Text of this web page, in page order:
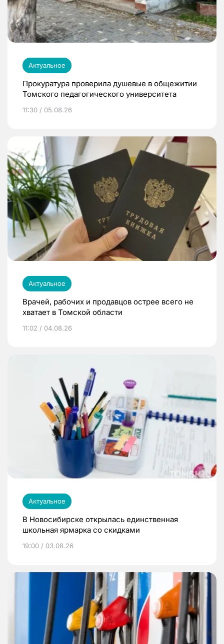
Актуальное
Прокуратура проверила душевые в общежитии
Томского педагогического университета
11:30 / 05.08.26
Актуальное
Врачей, рабочих и продавцов острее всего не
хватает в Томской области
11:02 / 04.08.26
Актуальное
В Новосибирске открылась единственная
школьная ярмарка со скидками
19:00 / 03.08.26